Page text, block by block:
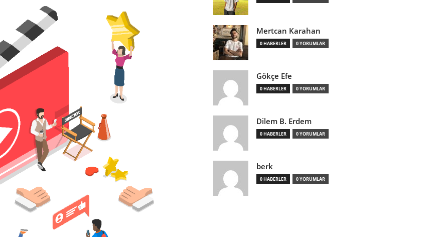
Mertcan Karahan
0 HABERLER 0 YORUMLAR
Gökçe Efe
0 HABERLER 0 YORUMLAR
Dilem B. Erdem
0 HABERLER 0 YORUMLAR
berk
0 HABERLER 0 YORUMLAR